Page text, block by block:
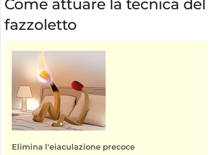
Come attuare la tecnica del
fazzoletto
Elimina l'eiaculazione precoce